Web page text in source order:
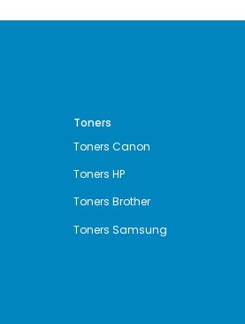
Toners
Toners Canon
Toners HP
Toners Brother
Toners Samsung